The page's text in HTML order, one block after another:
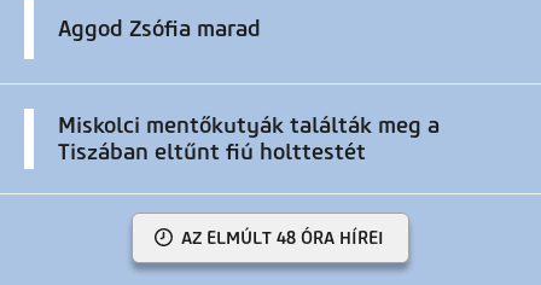
Aggod Zsófia marad
Miskolci mentőkutyák találták meg a
Tiszában eltűnt fiú holttestét
AZ ELMÚLT 48 ÓRA HÍREI